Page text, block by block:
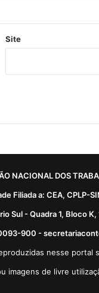
Site
NACIONAL DOS
Filiada a: CEA, CPLP-
Sul - Quadra 1, Bloco
900 -
nesse portal
imagens de livre